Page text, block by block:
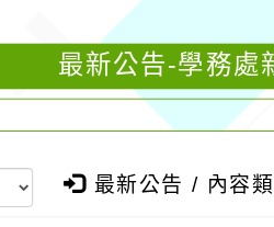
最新公告-學務處
最新公告 / 內容